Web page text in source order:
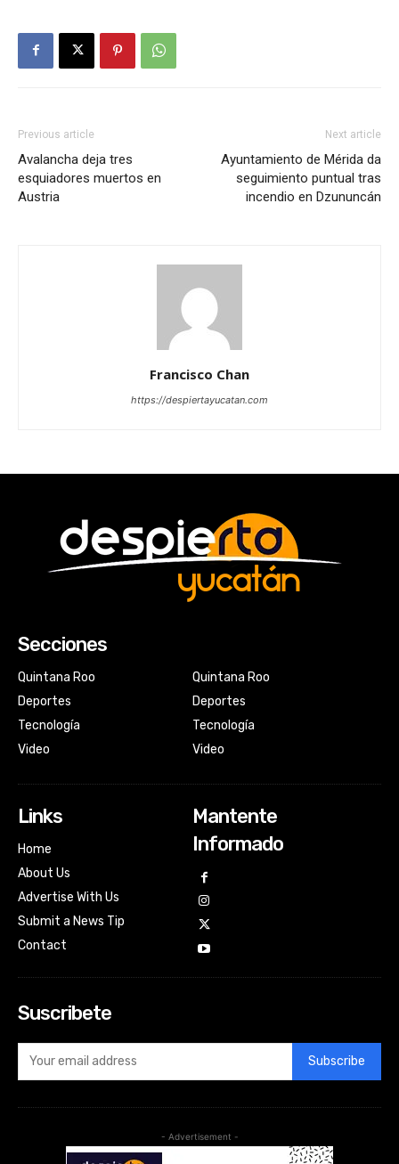
Previous article
Avalancha deja tres
esquiadores muertos en
Austria
Next article
Ayuntamiento de Mérida da
seguimiento puntual tras
incendio en Dzununcán
Francisco Chan
https://despiertayucatan.com
Secciones
Quintana Roo
Deportes
Tecnología
Video
Quintana Roo
Deportes
Tecnología
Video
Links
Home
About Us
Advertise With Us
Submit a News Tip
Contact
Mantente
Informado
Suscribete
Subscribe
- Advertisement -